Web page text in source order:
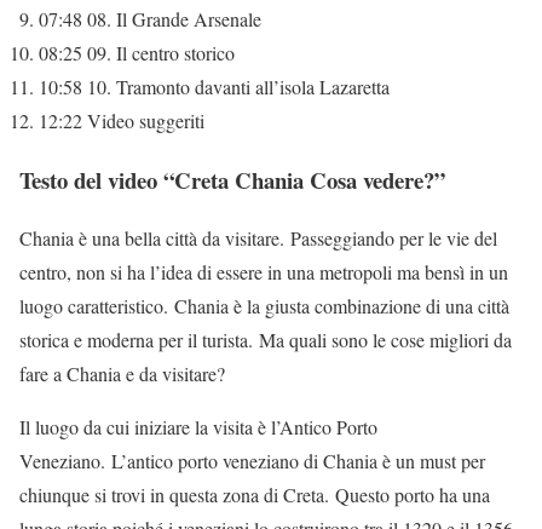
07:48 08. Il Grande Arsenale
08:25 09. Il centro storico
10:58 10. Tramonto davanti all’isola Lazaretta
12:22 Video suggeriti
Testo del video “Creta Chania Cosa vedere?”
Chania è una bella città da visitare. Passeggiando per le vie del
centro, non si ha l’idea di essere in una metropoli ma bensì in un
luogo caratteristico. Chania è la giusta combinazione di una città
storica e moderna per il turista. Ma quali sono le cose migliori da
fare a Chania e da visitare?
Il luogo da cui iniziare la visita è l’Antico Porto
Veneziano. L’antico porto veneziano di Chania è un must per
chiunque si trovi in ​​questa zona di Creta. Questo porto ha una